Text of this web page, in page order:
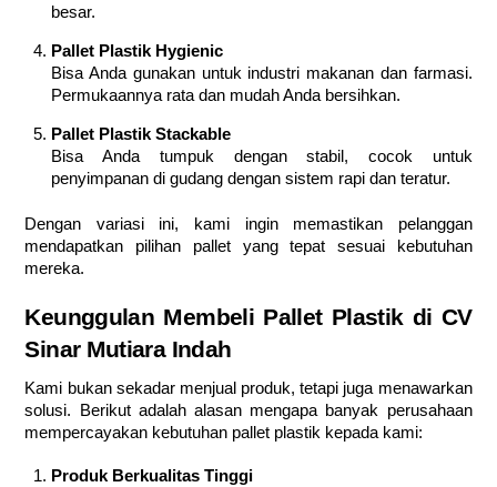
besar.
Pallet Plastik Hygienic
Bisa Anda gunakan untuk industri makanan dan farmasi.
Permukaannya rata dan mudah Anda bersihkan.
Pallet Plastik Stackable
Bisa Anda tumpuk dengan stabil, cocok untuk
penyimpanan di gudang dengan sistem rapi dan teratur.
Dengan variasi ini, kami ingin memastikan pelanggan
mendapatkan pilihan pallet yang tepat sesuai kebutuhan
mereka.
Keunggulan Membeli Pallet Plastik di CV
Sinar Mutiara Indah
Kami bukan sekadar menjual produk, tetapi juga menawarkan
solusi. Berikut adalah alasan mengapa banyak perusahaan
mempercayakan kebutuhan pallet plastik kepada kami:
Produk Berkualitas Tinggi